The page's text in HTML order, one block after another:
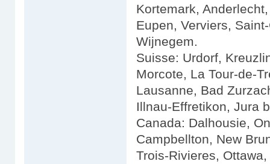
Kortemark,
Eupen, Verviers,
Wijnegem.
Suisse: Urdorf,
Morcote, La Tour-de-
Lausanne, Bad
Illnau-Effretikon, Jura
Canada: Dalhousie,
Campbellton, New
Trois-Rivieres,